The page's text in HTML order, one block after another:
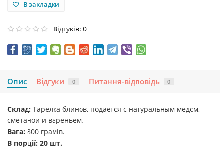
В закладки
Відгуків: 0
Опис Відгуки 0 Питання-відповідь 0
Склад: Тарелка блинов, подается с натуральным медом,
сметаной и вареньем.
Вага: 800 грамів.
В порції: 20 шт.